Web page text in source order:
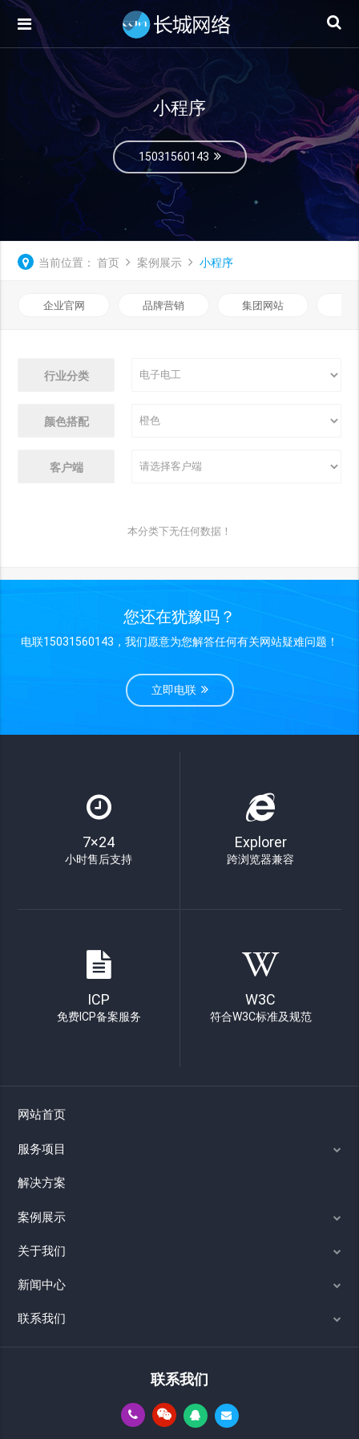
小程序
15031560143
当前位置： 首页 案例展示 小程序
企业官网 品牌营销 集团网站
行业分类
颜色搭配
客户端
本分类下无任何数据！
您还在犹豫吗？
电联15031560143，我们愿意为您解答任何有关网站疑难问题！
立即电联
7×24
小时售后支持
Explorer
跨浏览器兼容
ICP
免费ICP备案服务
W3C
符合W3C标准及规范
网站首页
服务项目
解决方案
案例展示
关于我们
新闻中心
联系我们
联系我们